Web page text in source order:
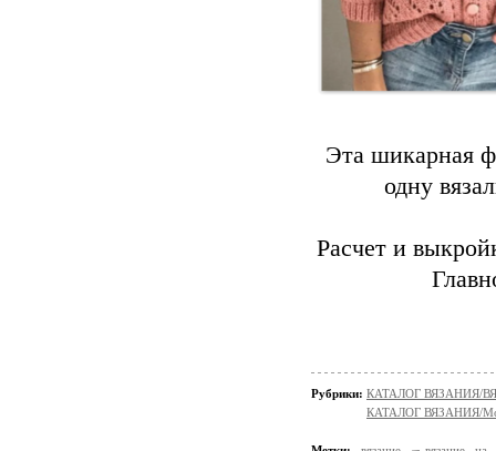
Эта шикарная
одну
Расчет и
Рубрики: КАТАЛОГ ВЯЗАНИЯ/
КАТАЛОГ ВЯЗАНИЯ/